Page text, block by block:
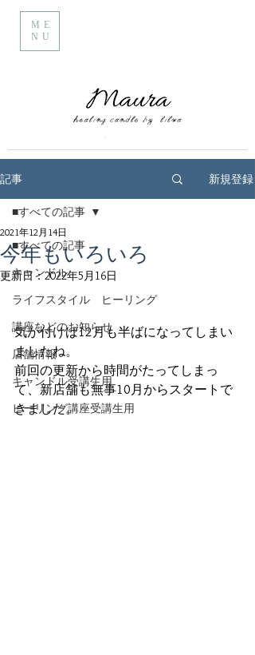
ME
NU
記事 新規登録
■すべての記事
キャンドル
ライフスタイル ヒーリング
講座などのお知らせ
店舗情報
キャンドル受講生用
ヒーリング講座受講生用
■すべての記事
今年もいろいろ
2021年12月14日
更新日：2022年5月16日
気が付けば12月も半ばになってしまい
ましたね。
前回の更新から時間がたってしまっ
て、新店舗も無事10月からスタートで
きました。